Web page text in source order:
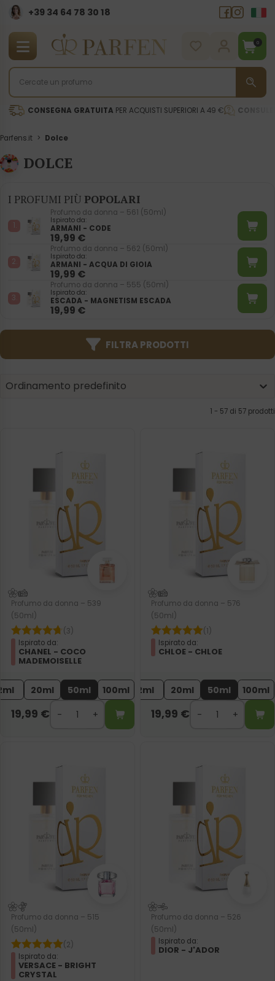
+39 34 64 78 30 18
0
CONSEGNA GRATUITA PER ACQUISTI SUPERIORI A 49 €
Parfens.it > Dolce
DOLCE
I PROFUMI PIÙ POPOLARI
Profumo da donna – 561 (50ml)
Ispirato da:
ARMANI - CODE
19,99 €
Profumo da donna – 562 (50ml)
Ispirato da:
ARMANI - ACQUA DI GIOIA
19,99 €
Profumo da donna – 555 (50ml)
Ispirato da:
ESCADA - MAGNETISM ESCADA
19,99 €
FILTRA PRODOTTI
Product | Sorting
Sort content
Ordinamento predefinito
Sort content
1 - 57 di 57 prodotti
Profumo da donna – 539
(50ml)
(3)
Ispirato da:
CHANEL - COCO
MADEMOISELLE
20ml 50ml 100ml
19,99 €
Profumo da donna – 576
(50ml)
(1)
Ispirato da:
CHLOE - CHLOE
2ml 20ml 50ml 100ml
19,99 €
Profumo da donna – 515
(50ml)
(2)
Ispirato da:
VERSACE - BRIGHT
CRYSTAL
Profumo da donna – 526
(50ml)
Ispirato da:
DIOR - J'ADOR